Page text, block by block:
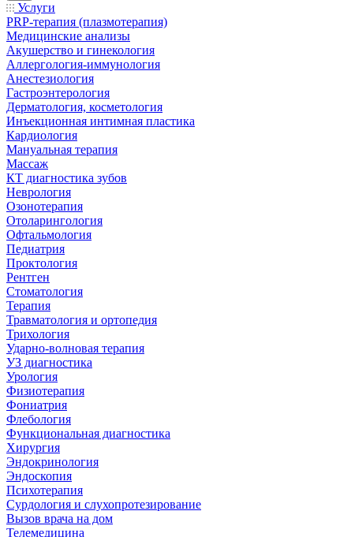
Услуги
PRP-терапия (плазмотерапия)
Медицинские анализы
Акушерство и гинекология
Аллергология-иммунология
Анестезиология
Гастроэнтерология
Дерматология, косметология
Инъекционная интимная пластика
Кардиология
Мануальная терапия
Массаж
КТ диагностика зубов
Неврология
Озонотерапия
Отоларингология
Офтальмология
Педиатрия
Проктология
Рентген
Стоматология
Терапия
Травматология и ортопедия
Трихология
Ударно-волновая терапия
УЗ диагностика
Урология
Физиотерапия
Фониатрия
Флебология
Функциональная диагностика
Хирургия
Эндокринология
Эндоскопия
Психотерапия
Сурдология и слухопротезирование
Вызов врача на дом
Телемедицина